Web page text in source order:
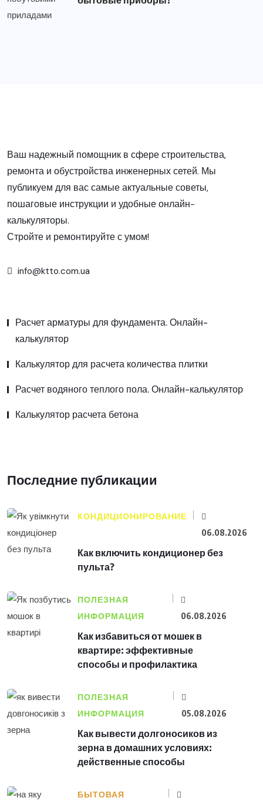
Ваш надежный помощник в сфере строительства,
ремонта и обустройства инженерных сетей. Мы
публикуем для вас самые актуальные советы,
пошаговые инструкции и удобные онлайн-
калькуляторы.
Стройте и ремонтируйте с умом!
info@ktto.com.ua
Расчет арматуры для фундамента. Онлайн-
калькулятор
Калькулятор для расчета количества плитки
Расчет водяного теплого пола. Онлайн-калькулятор
Калькулятор расчета бетона
Последние публикации
КОНДИЦИОНИРОВАНИЕ
06.08.2026
Как включить кондиционер без
пульта?
ПОЛЕЗНАЯ
ИНФОРМАЦИЯ
06.08.2026
Как избавиться от мошек в
квартире: эффективные
способы и профилактика
ПОЛЕЗНАЯ
ИНФОРМАЦИЯ
05.08.2026
Как вывести долгоносиков из
зерна в домашних условиях:
действенные способы
БЫТОВАЯ